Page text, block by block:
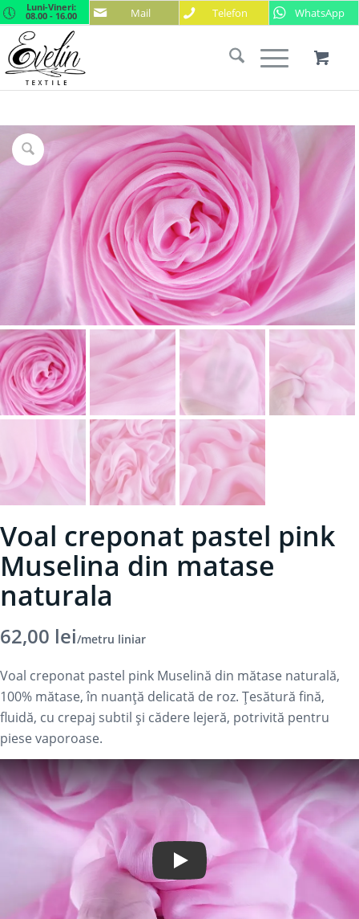
Mail Telefon WhatsApp
Luni-Vineri:
08.00 - 16.00
Voal creponat pastel pink
Muselina din matase
naturala
62,00 lei/metru liniar
Voal creponat pastel pink Muselină din mătase naturală,
100% mătase, în nuanță delicată de roz. Țesătură fină,
fluidă, cu crepaj subtil și cădere lejeră, potrivită pentru
piese vaporoase.
Play Video